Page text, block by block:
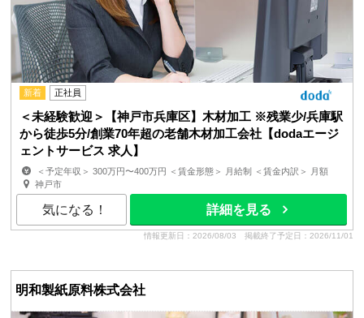
新着 正社員
＜未経験歓迎＞【神戸市兵庫区】木材加工 ※残業少/兵庫駅
から徒歩5分/創業70年超の老舗木材加工会社【dodaエージ
ェントサービス 求人】
＜予定年収＞ 300万円〜400万円 ＜賃金形態＞ 月給制 ＜賃金内訳＞ 月額
（基本給）：200,000円〜270,000円 ＜月給＞ 2...
神戸市
気になる！ 詳細を見る
情報更新日：2026/08/03 掲載終了予定日：2026/11/01
明和製紙原料株式会社